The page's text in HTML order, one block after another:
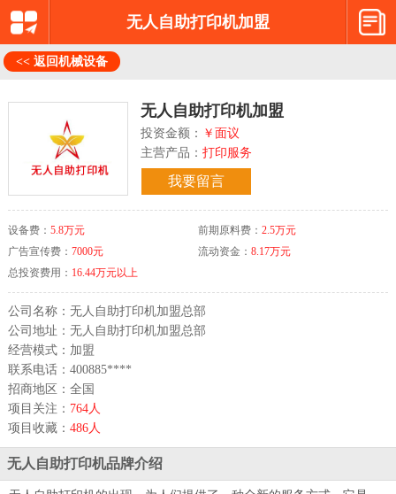
无人自助打印机加盟
<< 返回机械设备
无人自助打印机加盟
投资金额： ￥面议
主营产品： 打印服务
我要留言
设备费： 5.8万元 前期原料费： 2.5万元
广告宣传费： 7000元 流动资金： 8.17万元
总投资费用： 16.44万元以上
公司名称：无人自助打印机加盟总部
公司地址：无人自助打印机加盟总部
经营模式：加盟
联系电话：400885****
招商地区：全国
项目关注： 764人
项目收藏： 486人
无人自助打印机品牌介绍